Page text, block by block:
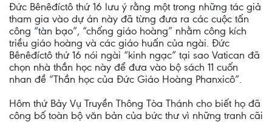
Đức Bênêđíctô thứ 16 lưu ý rằng một trong những tác giả
tham gia vào dự án này đã từng đưa ra các cuộc tấn
công “tàn bạo”, “chống giáo hoàng” nhằm công kích
triều giáo hoàng và các giáo huấn của ngài. Đức
Bênêđíctô thứ 16 nói ngài “kinh ngạc” tại sao Vatican đã
chọn nhà thần học này để đưa vào bộ sách 11 cuốn
nhan đề “Thần học của Đức Giáo Hoàng Phanxicô”.
Hôm thứ Bảy Vụ Truyền Thông Tòa Thánh cho biết họ đã
công bố toàn bộ văn bản của bức thư vì những tranh cãi